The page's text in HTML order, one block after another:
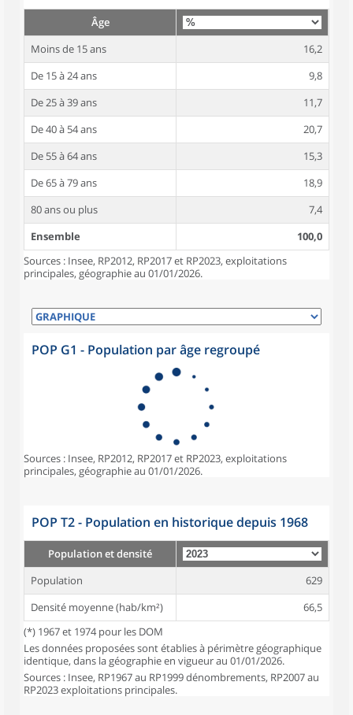
Âge
Moins de 15 ans
16,2
De 15 à 24 ans
9,8
De 25 à 39 ans
11,7
De 40 à 54 ans
20,7
De 55 à 64 ans
15,3
De 65 à 79 ans
18,9
80 ans ou plus
7,4
Ensemble
100,0
Sources : Insee, RP2012, RP2017 et RP2023, exploitations
principales, géographie au 01/01/2026.
POP G1 - Population par âge regroupé
Sources : Insee, RP2012, RP2017 et RP2023, exploitations
principales, géographie au 01/01/2026.
POP T2 - Population en historique depuis 1968
Population et densité
Population
629
Densité moyenne (hab/km²)
66,5
(*) 1967 et 1974 pour les DOM
Les données proposées sont établies à périmètre géographique
identique, dans la géographie en vigueur au 01/01/2026.
Sources : Insee, RP1967 au RP1999 dénombrements, RP2007 au
RP2023 exploitations principales.